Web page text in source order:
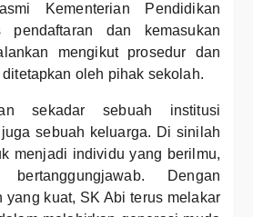
Kementerian Pendidikan
pendaftaran dan kemasukan
mengikut prosedur dan
oleh pihak sekolah.
sekadar sebuah institusi
sebuah keluarga. Di sinilah
menjadi individu yang berilmu,
Dengan
yang kuat, SK Abi terus melakar